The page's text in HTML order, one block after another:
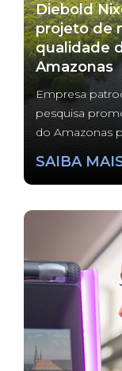
Diebold
projeto de
qualidade
Amazonas
Empresa
pesquisa
do Amazonas
SAIBA